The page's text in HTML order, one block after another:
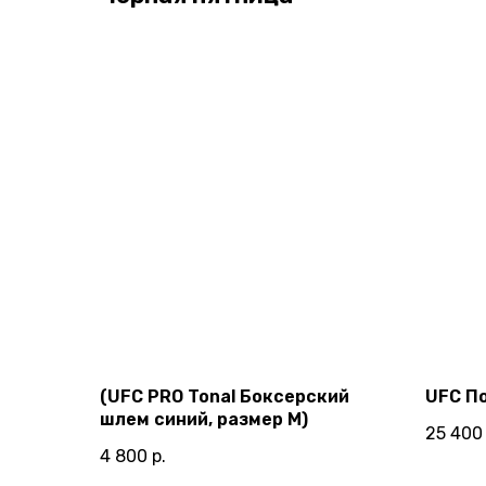
(UFC PRO Tonal Боксерский
шлем синий, размер M)
4 800 р.
UFC
25 400